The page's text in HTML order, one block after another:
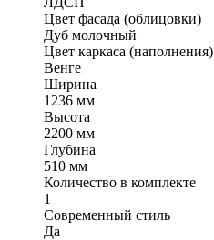
Цвет фасада (облицовки)
Дуб молочный
Цвет каркаса (наполнения)
Венге
Ширина
1236 мм
Высота
2200 мм
Глубина
510 мм
Количество в комплекте
1
Современный стиль
Да